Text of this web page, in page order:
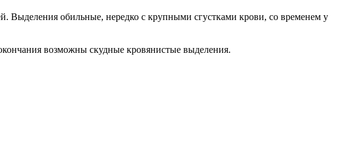
Выделения обильные, нередко с крупными сгустками крови, со временем у
возможны скудные кровянистые выделения.